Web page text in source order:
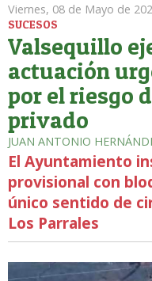
Viernes, 08 de Mayo de
SUCESOS
Valsequillo
actuación
por el riesgo
privado
JUAN ANTONIO
El Ayuntamiento
provisional con
único sentido de
Los Parrales